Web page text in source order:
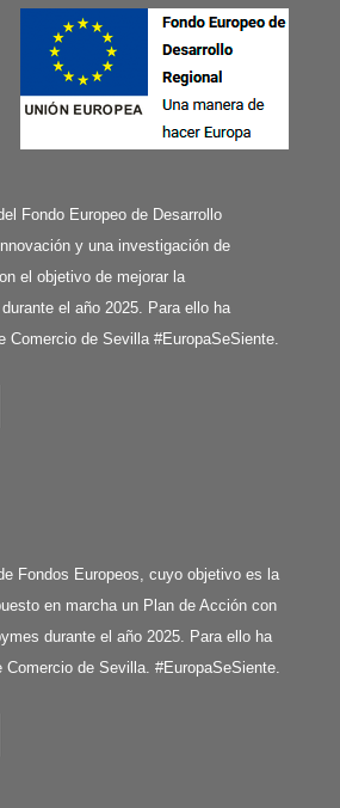
Fondo Europeo de Desarrollo
y una investigación de
el objetivo de mejorar la
el año 2025. Para ello ha
Comercio de Sevilla #EuropaSeSiente.
Fondos Europeos, cuyo objetivo es la
en marcha un Plan de Acción con
durante el año 2025. Para ello ha
de Sevilla. #EuropaSeSiente.